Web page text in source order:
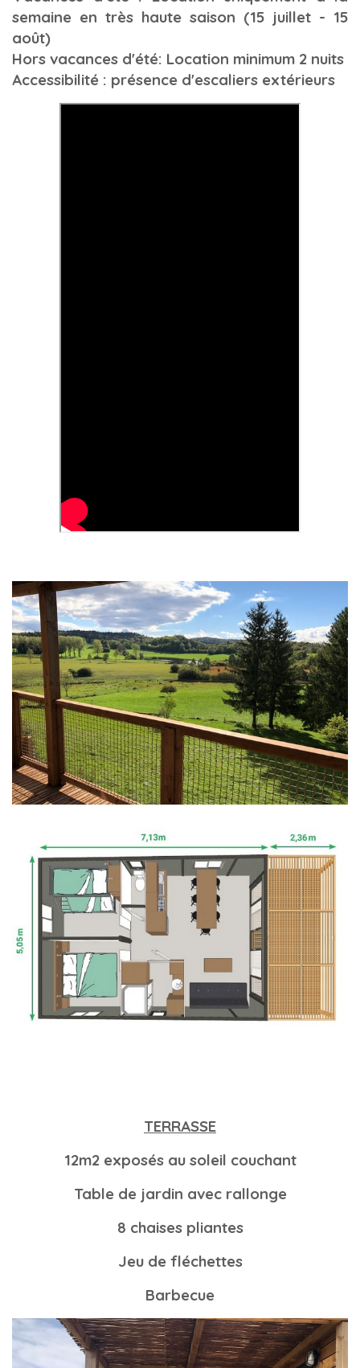
semaine en très haute saison (15 juillet - 15
août)
Hors vacances d'été: Location minimum 2 nuits
Accessibilité : présence d'escaliers extérieurs
TERRASSE
12m2 exposés au soleil couchant
Table de jardin avec rallonge
8 chaises pliantes
Jeu de fléchettes
Barbecue